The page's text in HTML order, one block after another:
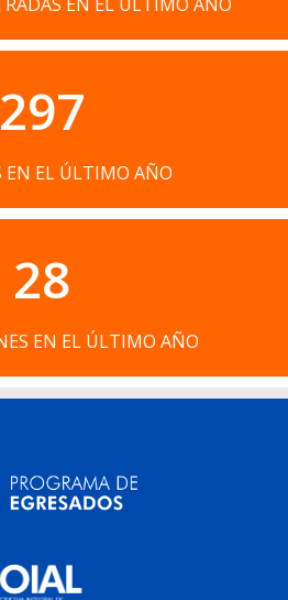
297
EN EL ÚLTIMO AÑO
28
EN EL ÚLTIMO AÑO